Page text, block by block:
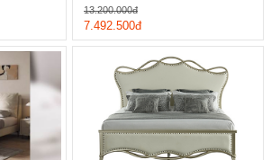
7.492.500đ
13.200.000đ